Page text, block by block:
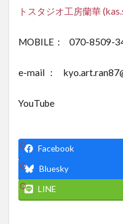
トスタジオ工房蘭華
MOBILE : 070-8509-
e-mail :
YouTube
Facebook
Bluesky
LINE